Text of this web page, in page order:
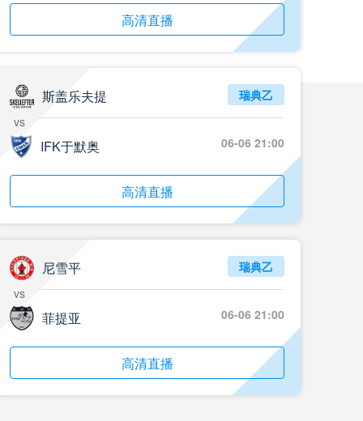
高清直播
斯盖乐夫提
vs
IFK于默奥
瑞典乙
06-06 21:00
高清直播
尼雪平
vs
菲提亚
瑞典乙
06-06 21:00
高清直播